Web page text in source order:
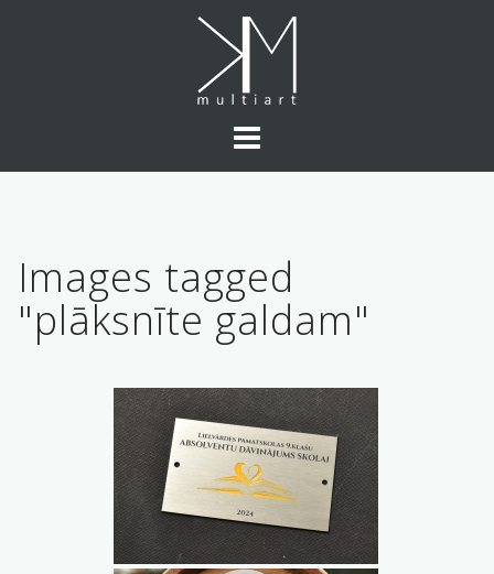
Images tagged
"plāksnīte galdam"